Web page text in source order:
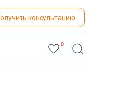
консультацию
0